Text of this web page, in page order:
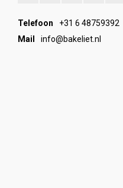
Telefoon
+31 6 48759392
Mail
info@bakeliet.nl